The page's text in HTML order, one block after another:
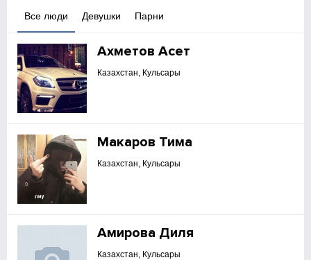
Парни
Девушки
Все люди
Ахметов Асет
Казахстан, Кульсары
Макаров Тима
Казахстан, Кульсары
Амирова Диля
Казахстан, Кульсары